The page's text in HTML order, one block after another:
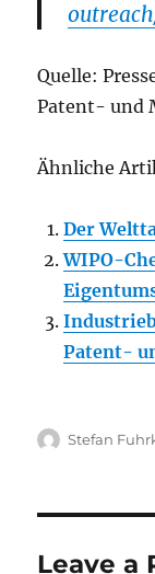
Quelle:
Patent- und
Ähnliche
Der
WIPO-
Patent-
Author
Stefan
Leave a